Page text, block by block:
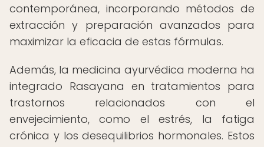
contemporánea, incorporando métodos de
extracción y preparación avanzados para
maximizar la eficacia de estas fórmulas.
Además, la medicina ayurvédica moderna ha
integrado Rasayana en tratamientos para
trastornos relacionados con el
envejecimiento, como el estrés, la fatiga
crónica y los desequilibrios hormonales. Estos